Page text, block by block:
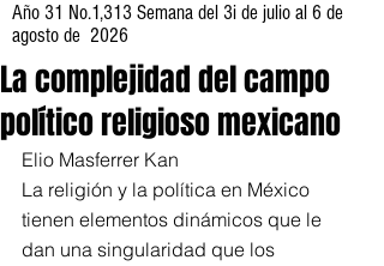
Año 31 No.1,313 Semana del 3i de julio al 6 de
agosto de 2026
La complejidad del campo
político religioso mexicano
Elio Masferrer Kan
La religión y la política en México
tienen elementos dinámicos que le
dan una singularidad que los